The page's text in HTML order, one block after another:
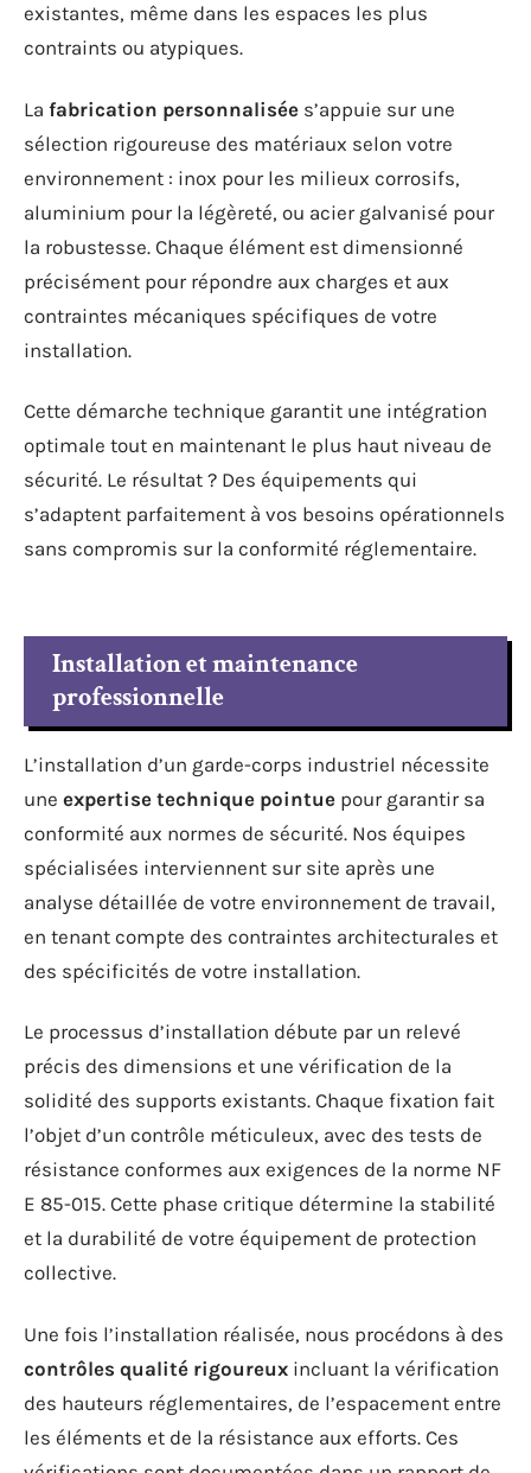
existantes, même dans les espaces les plus
contraints ou atypiques.
La fabrication personnalisée s’appuie sur une
sélection rigoureuse des matériaux selon votre
environnement : inox pour les milieux corrosifs,
aluminium pour la légèreté, ou acier galvanisé pour
la robustesse. Chaque élément est dimensionné
précisément pour répondre aux charges et aux
contraintes mécaniques spécifiques de votre
installation.
Cette démarche technique garantit une intégration
optimale tout en maintenant le plus haut niveau de
sécurité. Le résultat ? Des équipements qui
s’adaptent parfaitement à vos besoins opérationnels
sans compromis sur la conformité réglementaire.
Installation et maintenance
professionnelle
L’installation d’un garde-corps industriel nécessite
une expertise technique pointue pour garantir sa
conformité aux normes de sécurité. Nos équipes
spécialisées interviennent sur site après une
analyse détaillée de votre environnement de travail,
en tenant compte des contraintes architecturales et
des spécificités de votre installation.
Le processus d’installation débute par un relevé
précis des dimensions et une vérification de la
solidité des supports existants. Chaque fixation fait
l’objet d’un contrôle méticuleux, avec des tests de
résistance conformes aux exigences de la norme NF
E 85-015. Cette phase critique détermine la stabilité
et la durabilité de votre équipement de protection
collective.
Une fois l’installation réalisée, nous procédons à des
contrôles qualité rigoureux incluant la vérification
des hauteurs réglementaires, de l’espacement entre
les éléments et de la résistance aux efforts. Ces